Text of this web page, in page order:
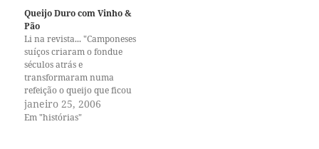
apresentadas ela disse—você
está me fazendo lembrar a
Ingrid Bergman, num filme…
Queijo Duro com Vinho &
Pão
Li na revista... "Camponeses
suíços criaram o fondue
séculos atrás e
transformaram numa
refeição o queijo que ficou
duro, misturado com o vinho
de mesa. Já o fondue de
janeiro 25, 2006
Em "histórias"